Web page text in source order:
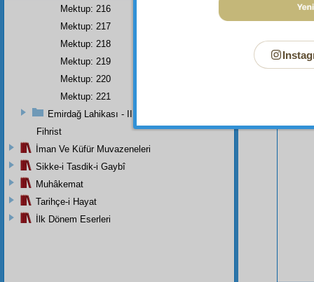
Bu
Mektup: 216
Mektup: 217
Mektup: 218
Mektup: 219
Mektup: 220
Mektup: 221
Emirdağ Lahikası - II
Fihrist
İman Ve Küfür Muvazeneleri
Sikke-i Tasdik-i Gaybî
Muhâkemat
Tarihçe-i Hayat
İlk Dönem Eserleri